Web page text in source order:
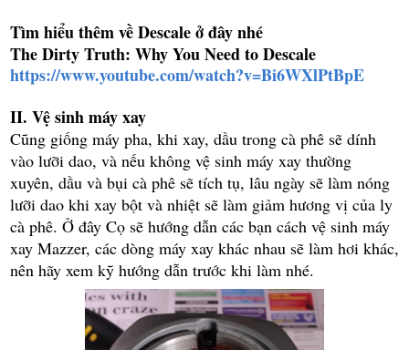
Tìm hiểu thêm về Descale ở đây nhé
The Dirty Truth: Why You Need to Descale
https://www.youtube.com/watch?v=Bi6WXlPtBpE
II. Vệ sinh máy xay
Cũng giống máy pha, khi xay, dầu trong cà phê sẽ dính
vào lưỡi dao, và nếu không vệ sinh máy xay thường
xuyên, dầu và bụi cà phê sẽ tích tụ, lâu ngày sẽ làm nóng
lưỡi dao khi xay bột và nhiệt sẽ làm giảm hương vị của ly
cà phê. Ở đây Cọ sẽ hướng dẫn các bạn cách vệ sinh máy
xay Mazzer, các dòng máy xay khác nhau sẽ làm hơi khác,
nên hãy xem kỹ hướng dẫn trước khi làm nhé.